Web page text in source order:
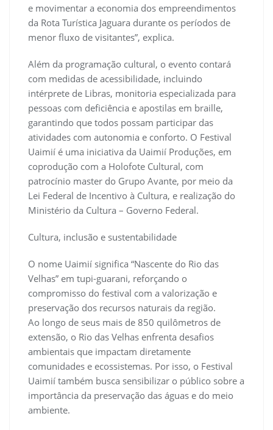
e movimentar a economia dos empreendimentos
da Rota Turística Jaguara durante os períodos de
menor fluxo de visitantes”, explica.
Além da programação cultural, o evento contará
com medidas de acessibilidade, incluindo
intérprete de Libras, monitoria especializada para
pessoas com deficiência e apostilas em braille,
garantindo que todos possam participar das
atividades com autonomia e conforto. O Festival
Uaimií é uma iniciativa da Uaimií Produções, em
coprodução com a Holofote Cultural, com
patrocínio master do Grupo Avante, por meio da
Lei Federal de Incentivo à Cultura, e realização do
Ministério da Cultura – Governo Federal.
Cultura, inclusão e sustentabilidade
O nome Uaimií significa “Nascente do Rio das
Velhas” em tupi-guarani, reforçando o
compromisso do festival com a valorização e
preservação dos recursos naturais da região.
Ao longo de seus mais de 850 quilômetros de
extensão, o Rio das Velhas enfrenta desafios
ambientais que impactam diretamente
comunidades e ecossistemas. Por isso, o Festival
Uaimií também busca sensibilizar o público sobre a
importância da preservação das águas e do meio
ambiente.